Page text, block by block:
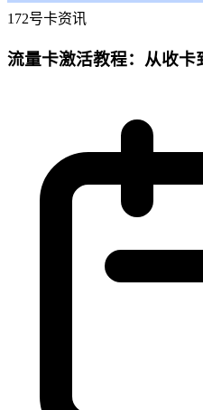
172号卡资讯
流量卡激活教程：从收卡